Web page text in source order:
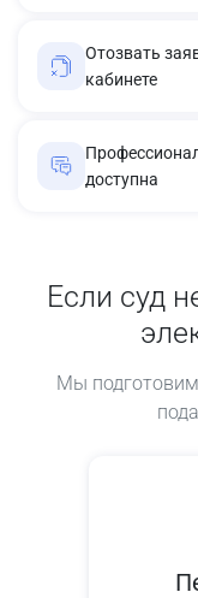
Отозвать
кабинете
доступна
Если суд
Мы